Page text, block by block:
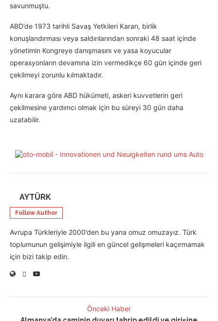
savunmuştu.
ABD’de 1973 tarihli Savaş Yetkileri Kararı, birlik
konuşlandırması veya saldırılarından sonraki 48 saat içinde
yönetimin Kongreye danışmasını ve yasa koyucular
operasyonların devamına izin vermedikçe 60 gün içinde geri
çekilmeyi zorunlu kılmaktadır.
Aynı karara göre ABD hükümeti, askeri kuvvetlerin geri
çekilmesine yardımcı olmak için bu süreyi 30 gün daha
uzatabilir.
AYTÜRK
Follow Author
Avrupa Türkleriyle 2000’den bu yana omuz omuzayız. Türk
toplumunun gelişimiyle ilgili en güncel gelişmeleri kaçırmamak
için bizi takip edin.
Önceki Haber